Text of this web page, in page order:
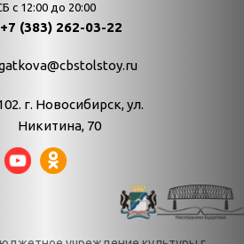
Выставки
День в истории
День в истории.
День в истории.
Декабрь
День в истории.
с 12:00 до 20:00
+7 (383) 262-03-22
г. Новосибирск, ул.
Никитина, 70